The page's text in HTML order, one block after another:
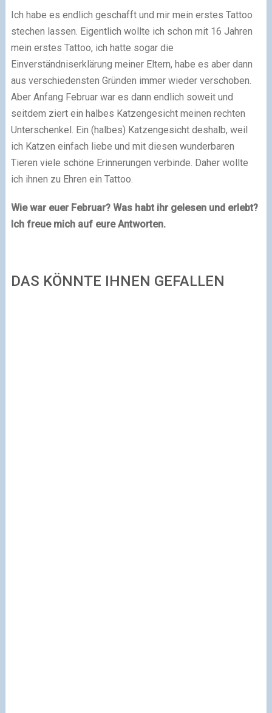
Ich habe es endlich geschafft und mir mein erstes Tattoo
stechen lassen. Eigentlich wollte ich schon mit 16 Jahren
mein erstes Tattoo, ich hatte sogar die
Einverständniserklärung meiner Eltern, habe es aber dann
aus verschiedensten Gründen immer wieder verschoben.
Aber Anfang Februar war es dann endlich soweit und
seitdem ziert ein halbes Katzengesicht meinen rechten
Unterschenkel. Ein (halbes) Katzengesicht deshalb, weil
ich Katzen einfach liebe und mit diesen wunderbaren
Tieren viele schöne Erinnerungen verbinde. Daher wollte
ich ihnen zu Ehren ein Tattoo.
Wie war euer Februar? Was habt ihr gelesen und erlebt?
Ich freue mich auf eure Antworten.
DAS KÖNNTE IHNEN GEFALLEN